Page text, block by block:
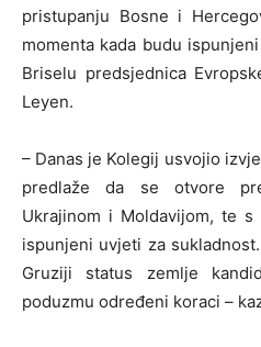
pristupanju Bosne i
momenta kada budu
Briselu predsjednica
Leyen.
– Danas je Kolegij usvojio
predlaže da se otvore
Ukrajinom i Moldavijom, te
ispunjeni uvjeti za
Gruziji status zemlje
poduzmu određeni koraci –